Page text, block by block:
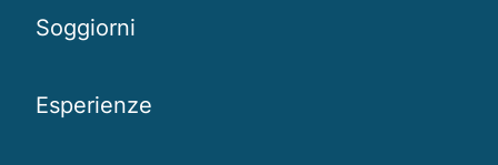
Soggiorni
Esperienze